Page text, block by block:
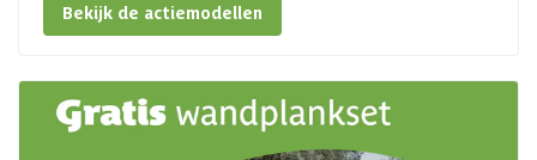
Bekijk de actiemodellen